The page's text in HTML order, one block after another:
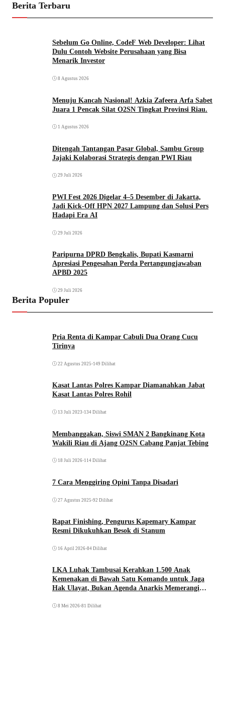
Berita Terbaru
Sebelum Go Online, CodeF Web Developer: Lihat
Dulu Contoh Website Perusahaan yang Bisa
Menarik Investor
8 Agustus 2026
Menuju Kancah Nasional! Azkia Zafeera Arfa Sabet
Juara 1 Pencak Silat O2SN Tingkat Provinsi Riau.
1 Agustus 2026
Ditengah Tantangan Pasar Global, Sambu Group
Jajaki Kolaborasi Strategis dengan PWI Riau
29 Juli 2026
PWI Fest 2026 Digelar 4–5 Desember di Jakarta,
Jadi Kick-Off HPN 2027 Lampung dan Solusi Pers
Hadapi Era AI
29 Juli 2026
Paripurna DPRD Bengkalis, Bupati Kasmarni
Apresiasi Pengesahan Perda Pertangungjawaban
APBD 2025
29 Juli 2026
Berita Populer
Pria Renta di Kampar Cabuli Dua Orang Cucu
Tirinya
22 Agustus 2025 •149 Dilihat
Kasat Lantas Polres Kampar Diamanahkan Jabat
Kasat Lantas Polres Rohil
13 Juli 2023 •134 Dilihat
Membanggakan, Siswi SMAN 2 Bangkinang Kota
Wakili Riau di Ajang O2SN Cabang Panjat Tebing
18 Juli 2026•114 Dilihat
7 Cara Menggiring Opini Tanpa Disadari
27 Agustus 2025 •92 Dilihat
Rapat Finishing, Pengurus Kapemary Kampar
Resmi Dikukuhkan Besok di Stanum
16 April 2026•84 Dilihat
LKA Luhak Tambusai Kerahkan 1.500 Anak
Kemenakan di Bawah Satu Komando untuk Jaga
Hak Ulayat, Bukan Agenda Anarkis Memerangi
8 Mei 2026•81 Dilihat